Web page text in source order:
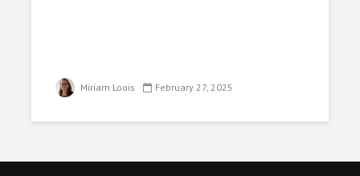
Miriam Loois February 27, 2025